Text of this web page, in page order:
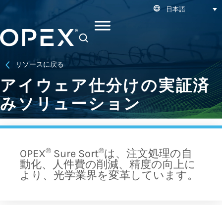
日本語
リソースに戻る
アイウェア仕分けの実証済
みソリューション
OPEX® Sure Sort®は、注文処理の自
動化、人件費の削減、精度の向上に
より、光学業界を変革しています。